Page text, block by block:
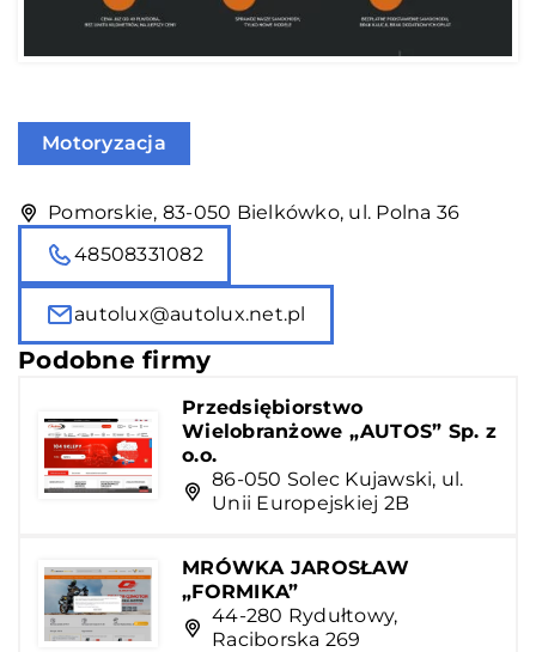
Motoryzacja
Pomorskie, 83-050 Bielkówko, ul. Polna 36
48508331082
autolux@autolux.net.pl
Podobne firmy
Przedsiębiorstwo
Wielobranżowe „AUTOS” Sp. z
o.o.
86-050 Solec Kujawski, ul.
Unii Europejskiej 2B
MRÓWKA JAROSŁAW
„FORMIKA”
44-280 Rydułtowy,
Raciborska 269